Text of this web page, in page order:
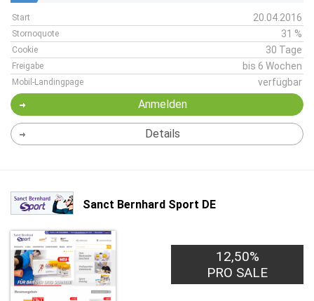
Start 20.04.2016
Stornoquote 31 %
Cookie 30 Tage
Freigabe bis 6 Wochen
Mobil-Landingpage verfügbar
Anmelden
Details
Sanct Bernhard Sport DE
12,50%
PRO SALE